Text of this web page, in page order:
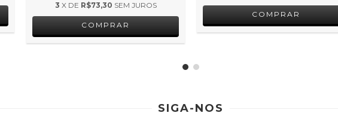
3 X DE R$73,30 SEM JUROS
COMPRAR
COMPRAR
SIGA-NOS